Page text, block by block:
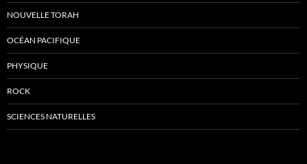
NOUVELLE TORAH
OCÉAN PACIFIQUE
PHYSIQUE
ROCK
SCIENCES NATURELLES